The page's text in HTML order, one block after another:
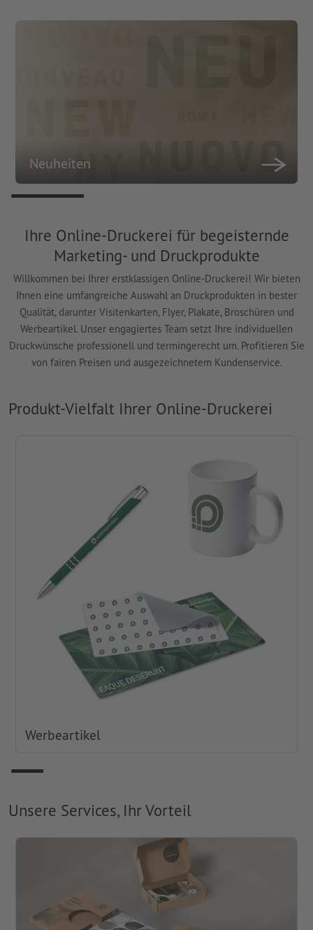
Ihre Online-Druckerei für begeisternde
Marketing- und Druckprodukte
Willkommen bei Ihrer erstklassigen Online-Druckerei! Wir bieten
Ihnen eine umfangreiche Auswahl an Druckprodukten in bester
Qualität, darunter Visitenkarten, Flyer, Plakate, Broschüren und
Werbeartikel. Unser engagiertes Team setzt Ihre individuellen
Druckwünsche professionell und termingerecht um. Profitieren Sie
von fairen Preisen und ausgezeichnetem Kundenservice.
Neuheiten
Produkt-Vielfalt Ihrer Online-Druckerei
Werbeartikel
Unsere Services, Ihr Vorteil